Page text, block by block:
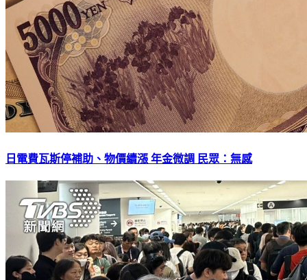
日電費瓦斯停補助、物價續漲 年金微調 民眾：無感